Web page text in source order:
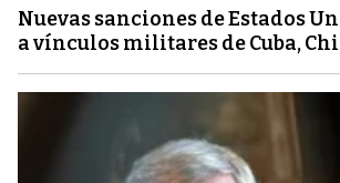
Nuevas sanciones de Estados
a vínculos militares de Cuba,